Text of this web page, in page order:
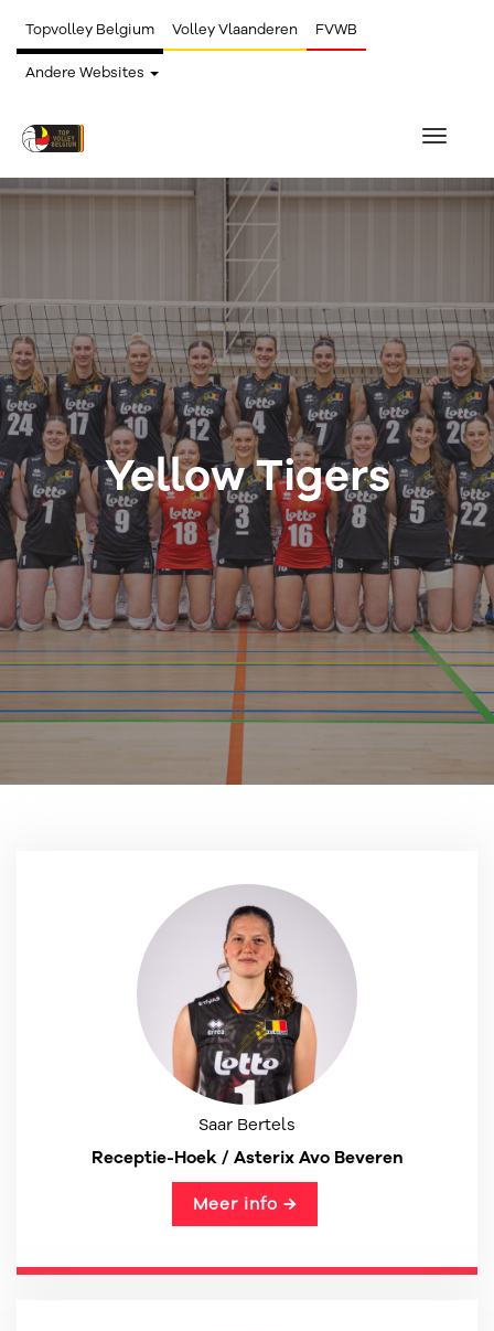
Topvolley Belgium Volley Vlaanderen FVWB
Andere Websites
Toggle
Yellow Tigers
Saar Bertels
Receptie-Hoek / Asterix Avo Beveren
Meer info →